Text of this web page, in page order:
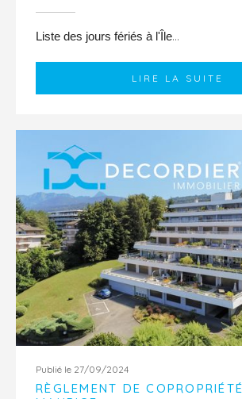
Liste des jours fériés à l'Île...
LIRE LA SUITE
Publié le 27/09/2024
RÈGLEMENT DE